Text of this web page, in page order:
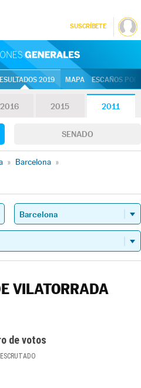
SUSCRÍBETE
2019 MAPA ESCAÑOS
2016 2015 2011
SENADO
» Barcelona »
VILATORRADA
de votos
ESCRUTADO